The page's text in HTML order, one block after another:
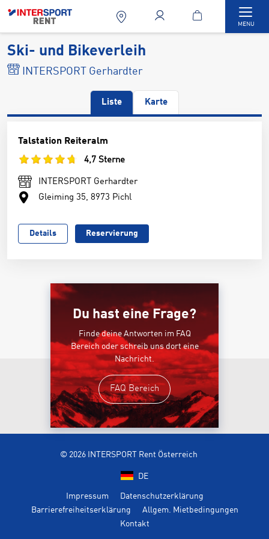
MENU
Ski- und Bikeverleih
INTERSPORT Gerhardter
Liste Karte
Talstation Reiteralm
4,7 Sterne
INTERSPORT Gerhardter
Gleiming 35, 8973 Pichl
Details Reservierung
Du hast eine Frage?
Finde deine Antworten im FAQ
Bereich oder schreib uns dort eine
Nachricht.
FAQ Bereich
© 2026 INTERSPORT Rent Österreich
DE
Impressum
Datenschutzerklärung
Barrierefreiheitserklärung
Allgem. Mietbedingungen
Kontakt